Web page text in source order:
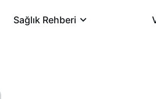
Sağlık Rehberi